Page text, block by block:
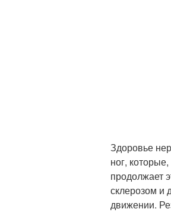
Здоровье
ног,
продолжает
склерозом и
движении.